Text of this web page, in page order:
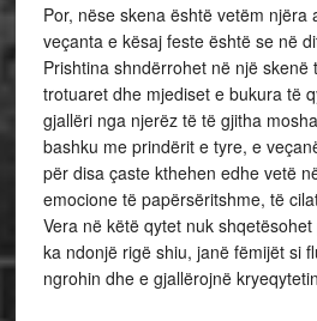
Por, nëse skena është vetëm njëra
veçanta e kësaj feste është se në
Prishtina shndërrohet në një skenë
trotuaret dhe mjediset e bukura të
gjallëri nga njerëz të të gjitha
bashku me prindërit e tyre, e
për disa çaste kthehen edhe vetë
emocione të papërsëritshme, të
Vera në këtë qytet nuk
ka ndonjë rigë shiu, janë fëmijët si
ngrohin dhe e gjallërojnë